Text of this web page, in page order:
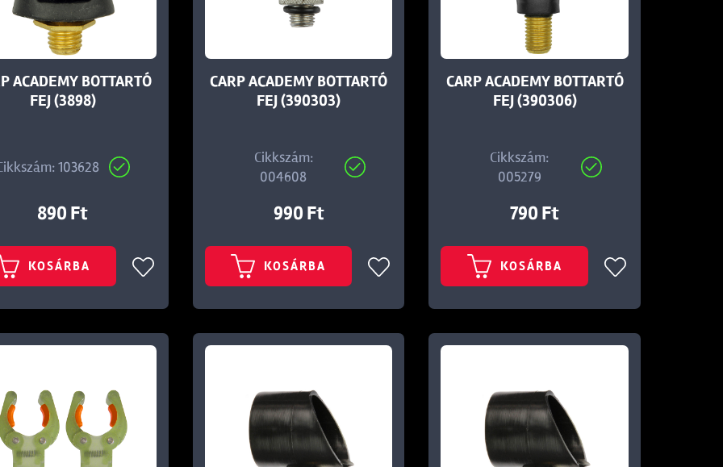
ACADEMY BOTTARTÓ
FEJ (3898)
103628
890 Ft
KOSÁRBA
CARP ACADEMY BOTTARTÓ
FEJ (390303)
Cikkszám:
004608
990 Ft
KOSÁRBA
CARP ACADEMY BOTTARTÓ
FEJ (390306)
Cikkszám:
005279
790 Ft
KOSÁRBA